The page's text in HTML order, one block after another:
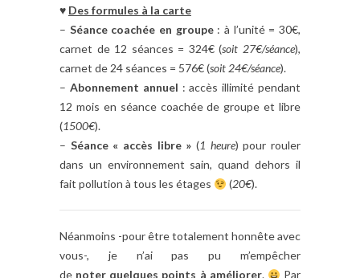
♥ Des formules à la carte
– Séance coachée en groupe: à l’unité = 30€,
carnet de 12 séances = 324€ (soit 27€/séance),
carnet de 24 séances = 576€ (soit 24€/séance).
– Abonnement annuel : accès illimité pendant
12 mois en séance coachée de groupe et libre
(1500€).
– Séance « accès libre » (1 heure) pour rouler
dans un environnement sain, quand dehors il
fait pollution à tous les étages
(20€).
Néanmoins -pour être totalement honnête avec
vous-, je n’ai pas pu m’empêcher
de noter quelques points à améliorer.
Par